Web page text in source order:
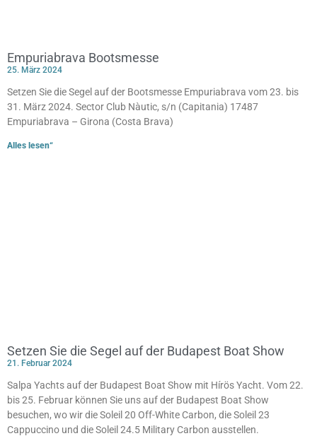
Empuriabrava Bootsmesse
25. März 2024
Setzen Sie die Segel auf der Bootsmesse Empuriabrava vom 23. bis
31. März 2024. Sector Club Nàutic, s/n (Capitania) 17487
Empuriabrava – Girona (Costa Brava)
Alles lesen“
Setzen Sie die Segel auf der Budapest Boat Show
21. Februar 2024
Salpa Yachts auf der Budapest Boat Show mit Hírös Yacht. Vom 22.
bis 25. Februar können Sie uns auf der Budapest Boat Show
besuchen, wo wir die Soleil 20 Off-White Carbon, die Soleil 23
Cappuccino und die Soleil 24.5 Military Carbon ausstellen.